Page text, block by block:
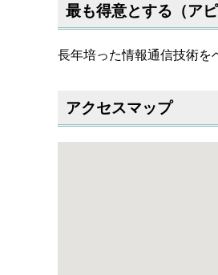
最も得意とする（ア
長年培った情報通信技術を
アクセスマップ